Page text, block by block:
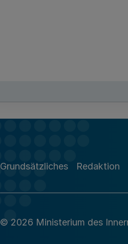
Grundsätzliches Redaktion
© 2026 Ministerium des